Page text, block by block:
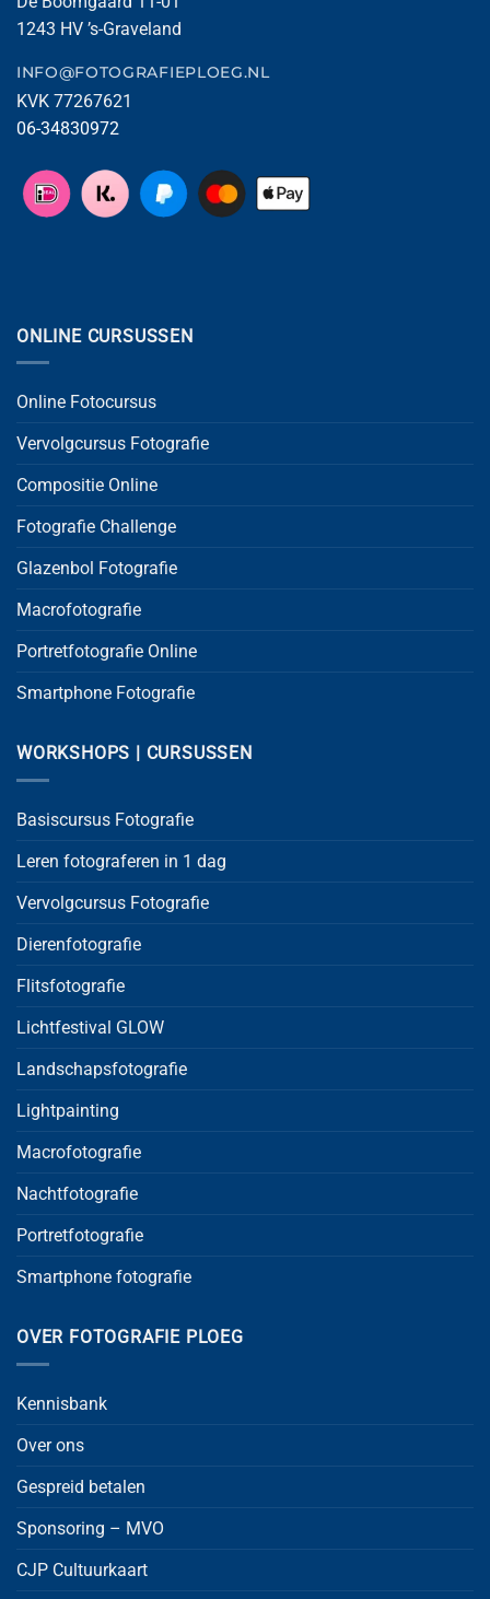
1243 HV ’s-Graveland
INFO@FOTOGRAFIEPLOEG.NL
KVK 77267621
06-34830972
ONLINE CURSUSSEN
Online Fotocursus
Vervolgcursus Fotografie
Compositie Online
Fotografie Challenge
Glazenbol Fotografie
Macrofotografie
Portretfotografie Online
Smartphone Fotografie
WORKSHOPS | CURSUSSEN
Basiscursus Fotografie
Leren fotograferen in 1 dag
Vervolgcursus Fotografie
Dierenfotografie
Flitsfotografie
Lichtfestival GLOW
Landschapsfotografie
Lightpainting
Macrofotografie
Nachtfotografie
Portretfotografie
Smartphone fotografie
OVER FOTOGRAFIE PLOEG
Kennisbank
Over ons
Gespreid betalen
Sponsoring – MVO
CJP Cultuurkaart